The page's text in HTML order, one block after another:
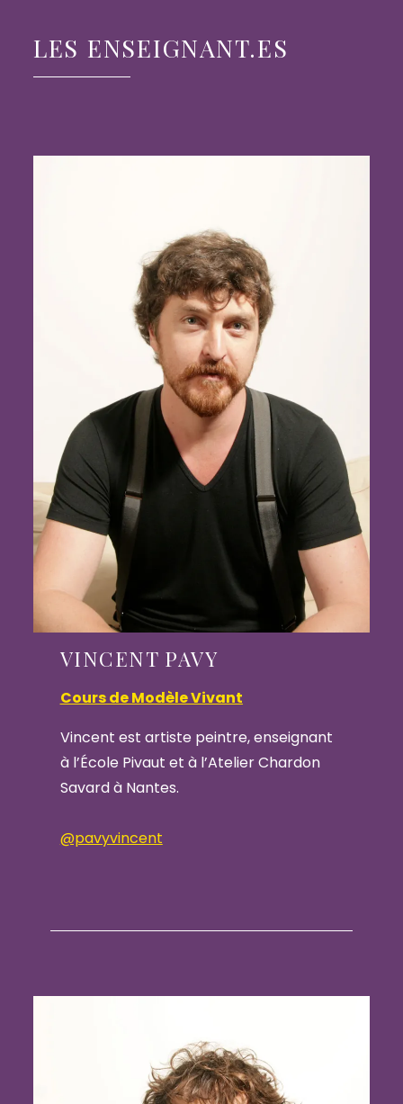
LES ENSEIGNANT.ES
VINCENT PAVY
Cours de Modèle Vivant
Vincent est artiste peintre, enseignant
à l’École Pivaut et à l’Atelier Chardon
Savard à Nantes.
@pavyvincent